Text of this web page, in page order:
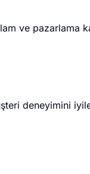
ve pazarlama
deneyimini